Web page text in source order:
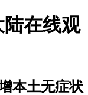
陆在线观
本土无症状